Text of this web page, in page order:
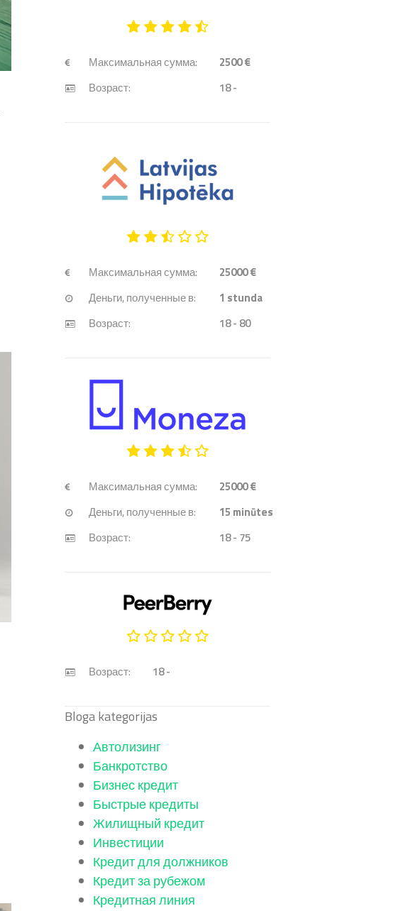
Максимальная сумма:
2500 €
Возраст:
18 -
Максимальная сумма:
25000 €
Деньги, полученные в:
1 stunda
Возраст:
18 - 80
Максимальная сумма:
25000 €
Деньги, полученные в:
15 minūtes
Возраст:
18 - 75
Возраст: 18 -
Bloga kategorijas
Автолизинг
Банкротство
Бизнес кредит
Быстрые кредиты
Жилищный кредит
Инвестиции
Кредит для должников
Кредит за рубежом
Кредитная линия